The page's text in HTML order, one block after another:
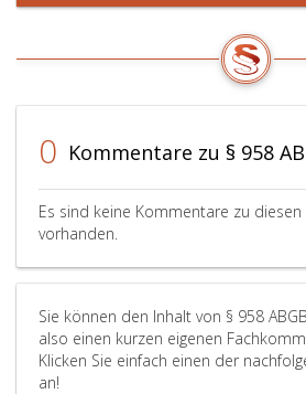
0 Kommentare zu § 958
Es sind keine Kommentare zu diesen
vorhanden.
Sie können den Inhalt von § 958
also einen kurzen eigenen
Klicken Sie einfach einen der
an!